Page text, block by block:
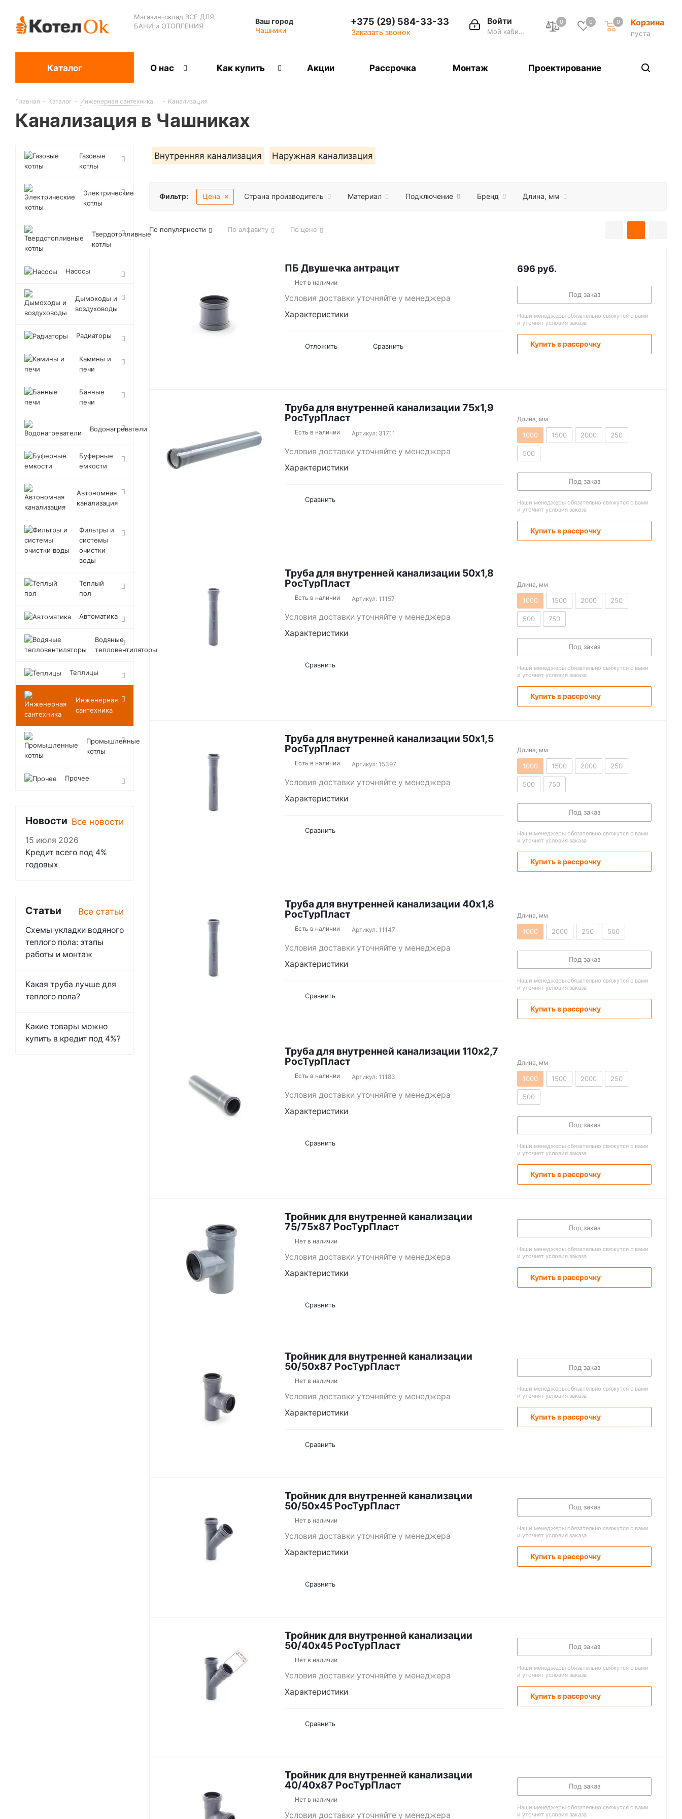
Магазин-склад ВСЕ ДЛЯ
БАНИ и ОТОПЛЕНИЯ
Ваш город
Чашники
0 0 Корзина
пуста
0
Войти
Мой кабинет
+375 (29) 584-33-33
Заказать звонок
Каталог О нас Как купить Акции Рассрочка Монтаж Проектирование
Главная - Каталог - Инженерная сантехника - Канализация
Канализация в Чашниках
Внутренняя канализация Наружная канализация
Фильтр: Цена Страна производитель Материал Подключение Бренд Длина, мм
По популярности По алфавиту По цене
ПБ Двушечка антрацит
Нет в наличии
Условия доставки уточняйте у менеджера
Характеристики
Отложить Сравнить
696 руб.
Под заказ
Наши менеджеры обязательно свяжутся с вами
и уточнят условия заказа
Купить в рассрочку
Труба для внутренней канализации 75х1,9
РосТурПласт
Есть в наличии Артикул: 31711
Условия доставки уточняйте у менеджера
Характеристики
Сравнить
Длина, мм
1000 1500 2000 250
500
Под заказ
Наши менеджеры обязательно свяжутся с вами
и уточнят условия заказа
Купить в рассрочку
Труба для внутренней канализации 50х1,8
РосТурПласт
Есть в наличии Артикул: 11157
Условия доставки уточняйте у менеджера
Характеристики
Сравнить
Длина, мм
1000 1500 2000 250
500 750
Под заказ
Наши менеджеры обязательно свяжутся с вами
и уточнят условия заказа
Купить в рассрочку
Труба для внутренней канализации 50х1,5
РосТурПласт
Есть в наличии Артикул: 15397
Условия доставки уточняйте у менеджера
Характеристики
Сравнить
Длина, мм
1000 1500 2000 250
500 750
Под заказ
Наши менеджеры обязательно свяжутся с вами
и уточнят условия заказа
Купить в рассрочку
Труба для внутренней канализации 40х1,8
РосТурПласт
Есть в наличии Артикул: 11147
Условия доставки уточняйте у менеджера
Характеристики
Сравнить
Длина, мм
1000 2000 250 500
Под заказ
Наши менеджеры обязательно свяжутся с вами
и уточнят условия заказа
Купить в рассрочку
Труба для внутренней канализации 110х2,7
РосТурПласт
Есть в наличии Артикул: 11183
Условия доставки уточняйте у менеджера
Характеристики
Сравнить
Длина, мм
1000 1500 2000 250
500
Под заказ
Наши менеджеры обязательно свяжутся с вами
и уточнят условия заказа
Купить в рассрочку
Тройник для внутренней канализации
75/75х87 РосТурПласт
Нет в наличии
Условия доставки уточняйте у менеджера
Характеристики
Сравнить
Под заказ
Наши менеджеры обязательно свяжутся с вами
и уточнят условия заказа
Купить в рассрочку
Тройник для внутренней канализации
50/50х87 РосТурПласт
Нет в наличии
Условия доставки уточняйте у менеджера
Характеристики
Сравнить
Под заказ
Наши менеджеры обязательно свяжутся с вами
и уточнят условия заказа
Купить в рассрочку
Тройник для внутренней канализации
50/50х45 РосТурПласт
Нет в наличии
Условия доставки уточняйте у менеджера
Характеристики
Сравнить
Под заказ
Наши менеджеры обязательно свяжутся с вами
и уточнят условия заказа
Купить в рассрочку
Тройник для внутренней канализации
50/40х45 РосТурПласт
Нет в наличии
Условия доставки уточняйте у менеджера
Характеристики
Сравнить
Под заказ
Наши менеджеры обязательно свяжутся с вами
и уточнят условия заказа
Купить в рассрочку
Тройник для внутренней канализации
40/40х87 РосТурПласт
Нет в наличии
Условия доставки уточняйте у менеджера
Под заказ
Наши менеджеры обязательно свяжутся с вами
и уточнят условия заказа
Газовые
котлы
Электрические
котлы
Твердотопливные
котлы
Насосы
Дымоходы и
воздуховоды
Радиаторы
Камины и
печи
Банные
печи
Водонагреватели
Буферные
емкости
Автономная
канализация
Фильтры и
системы
очистки
воды
Теплый
пол
Автоматика
Водяные
тепловентиляторы
Теплицы
Инженерная
сантехника
Промышленные
котлы
Прочее
Новости Все новости
15 июля 2026
Кредит всего под 4%
годовых
Статьи Все статьи
Схемы укладки водяного
теплого пола: этапы
работы и монтаж
Какая труба лучше для
теплого пола?
Какие товары можно
купить в кредит под 4%?